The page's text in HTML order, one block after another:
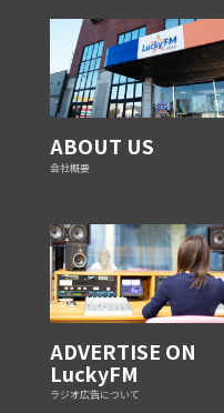
ABOUT US
会社概要
ADVERTISE ON
LuckyFM
ラジオ広告について